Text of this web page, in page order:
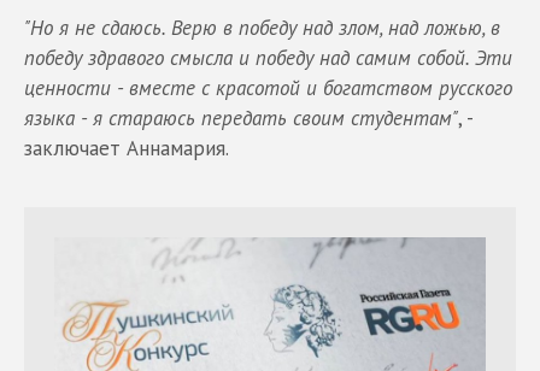
"Но я не сдаюсь. Верю в победу над злом, над ложью, в
победу здравого смысла и победу над самим собой. Эти
ценности - вместе с красотой и богатством русского
языка - я стараюсь передать своим студентам", -
заключает Аннамария.